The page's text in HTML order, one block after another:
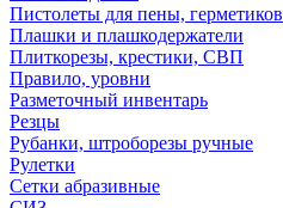
Пистолеты для пены, герметиков
Плашки и плашкодержатели
Плиткорезы, крестики, СВП
Правило, уровни
Разметочный инвентарь
Резцы
Рубанки, штроборезы ручные
Рулетки
Сетки абразивные